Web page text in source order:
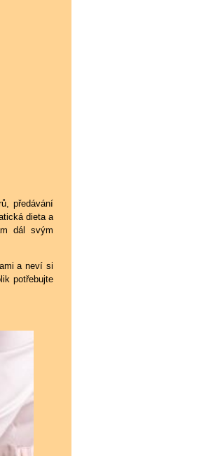
předávání
dieta a
dál svým
a neví si
potřebujte